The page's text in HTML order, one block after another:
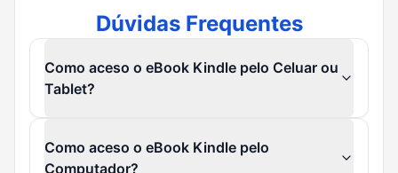
Dúvidas Frequentes
Como aceso o eBook Kindle pelo Celuar ou
Tablet?
Como aceso o eBook Kindle pelo
Computador?